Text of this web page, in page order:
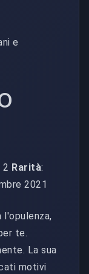
e
2 Rarità:
2021
l'opulenza,
te.
La sua
motivi